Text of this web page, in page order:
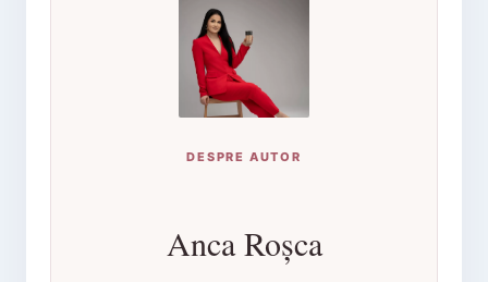
DESPRE AUTOR
Anca Roșca